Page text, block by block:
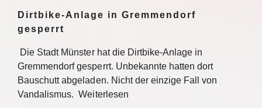
Dirtbike-Anlage in Gremmendorf
gesperrt
Die Stadt Münster hat die Dirtbike-Anlage in
Gremmendorf gesperrt. Unbekannte hatten dort
Bauschutt abgeladen. Nicht der einzige Fall von
Vandalismus. Weiterlesen